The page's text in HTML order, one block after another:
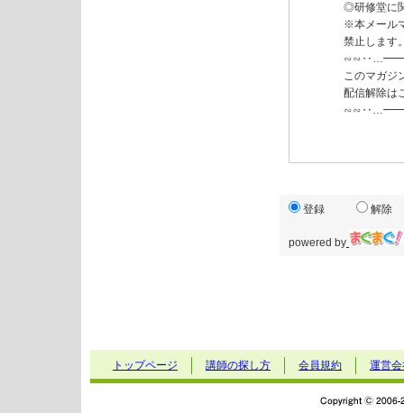
◎研修堂に
※本メール
禁止します
このマガジ
配信解除
登録 解除
powered by
トップページ 講師の探し方 会員規約 運営